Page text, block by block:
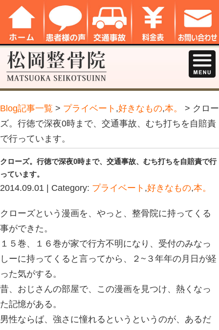
Blog記事一覧>プライベート, 好きな
ズ。行徳で深夜0時まで、交通事故、
クローズ。行徳で深夜0時まで、交通事故、
っています。
2014.09.01 | Category:
クローズという漫画を、やっと、整